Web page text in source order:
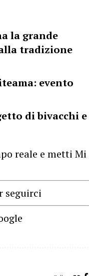
la grande
tradizione
evento
di bivacchi e
reale e metti Mi
seguirci